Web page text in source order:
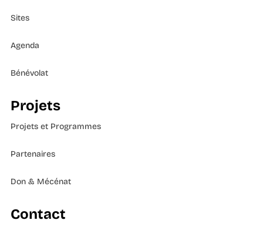
Sites
Agenda
Bénévolat
Projets
Projets et Programmes
Partenaires
Don & Mécénat
Contact